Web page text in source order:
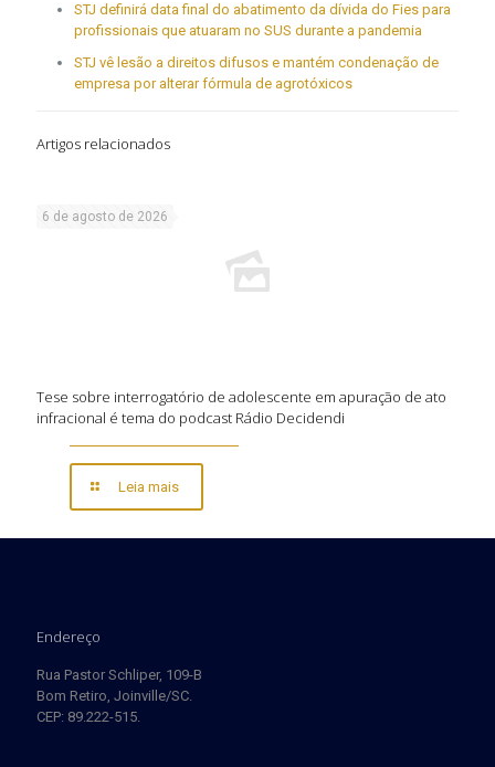
STJ definirá data final do abatimento da dívida do Fies para
profissionais que atuaram no SUS durante a pandemia
STJ vê lesão a direitos difusos e mantém condenação de
empresa por alterar fórmula de agrotóxicos
Artigos relacionados
6 de agosto de 2026
Tese sobre interrogatório de adolescente em apuração de ato
infracional é tema do podcast Rádio Decidendi
Leia mais
Endereço
Rua Pastor Schliper, 109-B
Bom Retiro, Joinville/SC.
CEP: 89.222-515.